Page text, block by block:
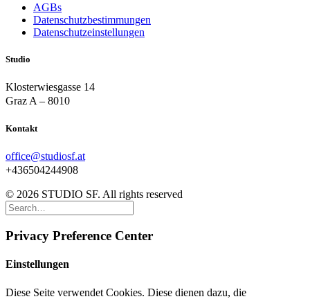
AGBs
Datenschutzbestimmungen
Datenschutzeinstellungen
Studio
Klosterwiesgasse 14
Graz A – 8010
Kontakt
office@studiosf.at
+436504244908
© 2026 STUDIO SF. All rights reserved
Privacy Preference Center
Einstellungen
Diese Seite verwendet Cookies. Diese dienen dazu, die